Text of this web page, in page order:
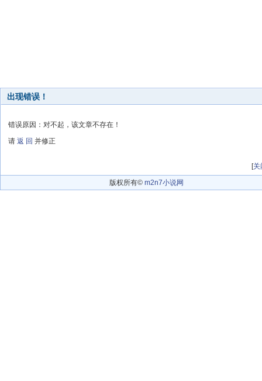
出现错误！
错误原因：对不起，该文章不存在！
请 返 回 并修正
[关
版权所有© m2n7小说网